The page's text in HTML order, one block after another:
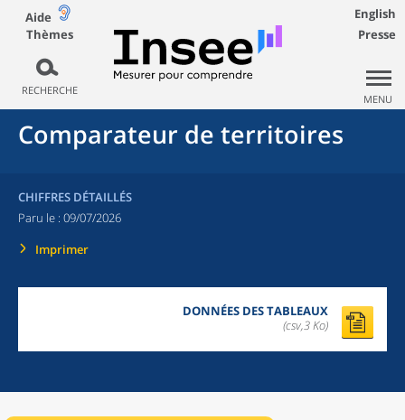
Aide
Thèmes
RECHERCHE
English
Presse
MENU
Comparateur de territoires
CHIFFRES DÉTAILLÉS
Paru le : 09/07/2026
Imprimer
DONNÉES DES TABLEAUX
(csv,3 Ko)